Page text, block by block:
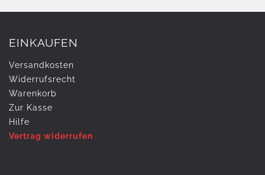
EINKAUFEN
Versandkosten
Widerrufs­recht
Warenkorb
Zur Kasse
Hilfe
Vertrag widerrufen